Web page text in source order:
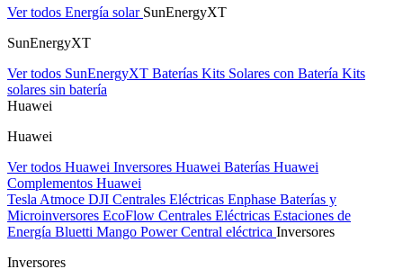
Ver todos Energía solar SunEnergyXT
SunEnergyXT
Ver todos SunEnergyXT Baterías Kits Solares con Batería Kits
solares sin batería
Huawei
Huawei
Ver todos Huawei Inversores Huawei Baterías Huawei
Complementos Huawei
Tesla Atmoce DJI Centrales Eléctricas Enphase Baterías y
Microinversores EcoFlow Centrales Eléctricas Estaciones de
Energía Bluetti Mango Power Central eléctrica Inversores
Inversores